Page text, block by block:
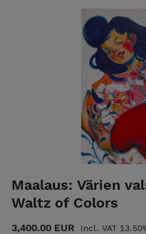
anticipation of love in
Elli Maanpää. The artwork
exhibited in Porvoo during
80x80cm figurative
dashing across a flower-
rendezvous. Signed,
Maanpää artwork
free worldwide shipping
Maalaus: Värien
Waltz of Colors
3,400.00 EUR Incl. VAT